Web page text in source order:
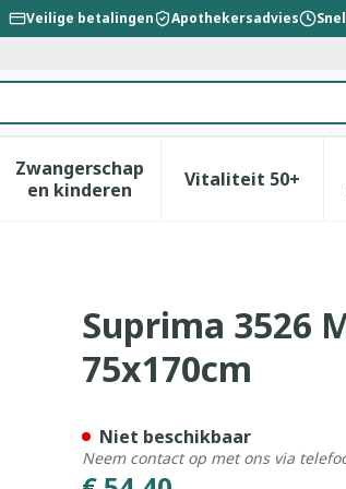
Veilige betalingen Apothekersadvies
verzorging en hygiëne categorie
voor Dieet, voeding en
Zwangerschap
en kinderenToon submenu voor
Vitaliteit 50+
Toon
Co+pu+pes
Suprima 3526
75x170cm
Niet beschikbaar
Neem contact op met ons via